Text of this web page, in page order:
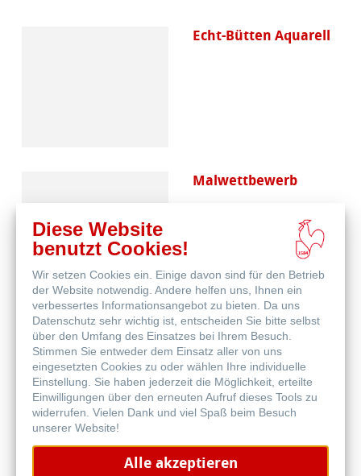
Echt-Bütten Aquarell
Malwettbewerb
Skizzenpapiere
Skizzenbücher
Diese Website
benutzt Cookies!
Wir setzen Cookies ein. Einige davon sind für den Betrieb
der Website notwendig. Andere helfen uns, Ihnen ein
verbessertes Informationsangebot zu bieten. Da uns
Datenschutz sehr wichtig ist, entscheiden Sie bitte selbst
über den Umfang des Einsatzes bei Ihrem Besuch.
Stimmen Sie entweder dem Einsatz aller von uns
eingesetzten Cookies zu oder wählen Ihre individuelle
Einstellung. Sie haben jederzeit die Möglichkeit, erteilte
Einwilligungen über den erneuten Aufruf dieses Tools zu
widerrufen. Vielen Dank und viel Spaß beim Besuch
unserer Website!
Alle akzeptieren